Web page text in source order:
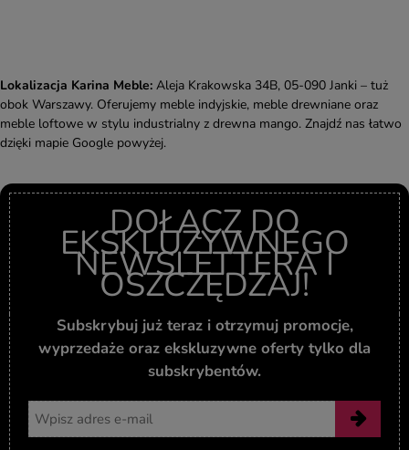
Lokalizacja Karina Meble: Aleja Krakowska 34B, 05-090 Janki – tuż
obok Warszawy. Oferujemy meble indyjskie, meble drewniane oraz
meble loftowe w stylu industrialny z drewna mango. Znajdź nas łatwo
dzięki mapie Google powyżej.
DOŁĄCZ DO
EKSKLUZYWNEGO
NEWSLETTERA I
OSZCZĘDZAJ!
Subskrybuj już teraz i otrzymuj promocje,
wyprzedaże oraz ekskluzywne oferty tylko dla
subskrybentów.